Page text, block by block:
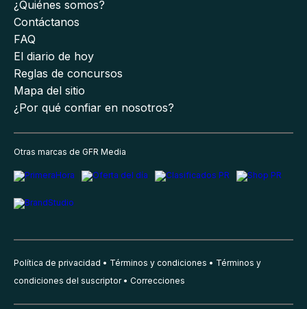
¿Quiénes somos?
Contáctanos
FAQ
El diario de hoy
Reglas de concursos
Mapa del sitio
¿Por qué confiar en nosotros?
Otras marcas de GFR Media
Política de privacidad Términos y condiciones
Términos y
condiciones del suscriptor
Correcciones